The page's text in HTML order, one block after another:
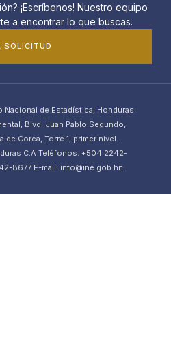
¡Escríbenos! Nuestro equipo
a encontrar lo que buscas.
SOLICITUD
de Estadística, Honduras.
Blvd. Juan Pablo Segundo,
de Corea, Torre 1, primer nivel.
C.A Teléfonos: +504 2242-
8677 E-mail: info@ine.gob.hn